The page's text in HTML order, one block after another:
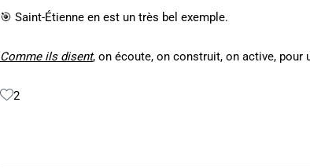
🎯 Saint-Étienne en est un très bel exemple.
Comme ils disent, on écoute, on construit, on active,
2